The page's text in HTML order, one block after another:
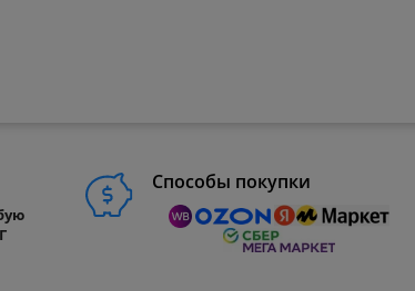
Способы покупки